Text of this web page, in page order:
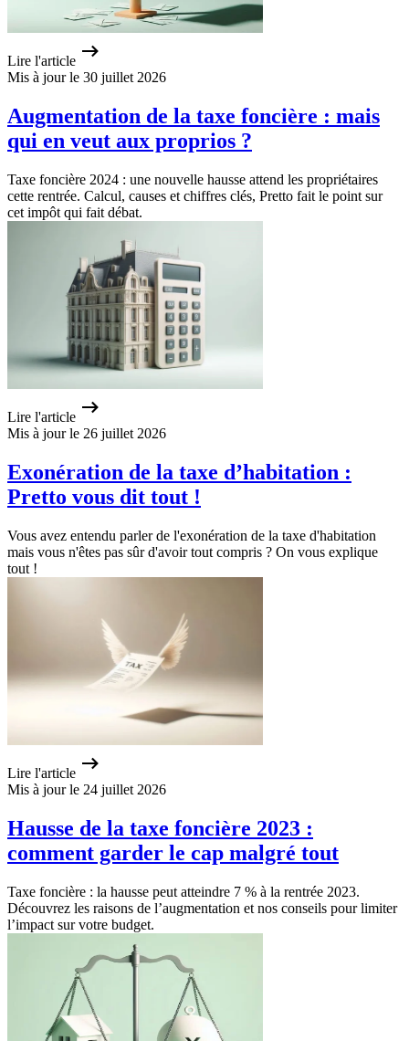
Lire l'article
Mis à jour le 30 juillet 2026
Augmentation de la taxe foncière : mais
qui en veut aux proprios ?
Taxe foncière 2024 : une nouvelle hausse attend les propriétaires
cette rentrée. Calcul, causes et chiffres clés, Pretto fait le point sur
cet impôt qui fait débat.
Lire l'article
Mis à jour le 26 juillet 2026
Exonération de la taxe d’habitation :
Pretto vous dit tout !
Vous avez entendu parler de l'exonération de la taxe d'habitation
mais vous n'êtes pas sûr d'avoir tout compris ? On vous explique
tout !
Lire l'article
Mis à jour le 24 juillet 2026
Hausse de la taxe foncière 2023 :
comment garder le cap malgré tout
Taxe foncière : la hausse peut atteindre 7 % à la rentrée 2023.
Découvrez les raisons de l’augmentation et nos conseils pour limiter
l’impact sur votre budget.